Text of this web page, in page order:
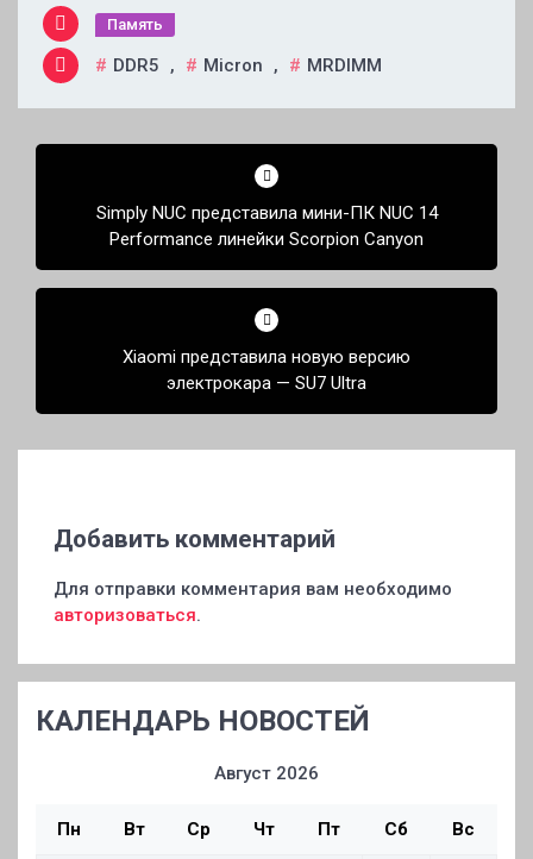
Память
DDR5 , Micron , MRDIMM
Навигация
записямSimply NUC представила мини-ПК NUC 14
Performance линейки Scorpion Canyon
Xiaomi представила новую версию
электрокара — SU7 Ultra
Добавить комментарий
Для отправки комментария вам необходимо
авторизоваться.
КАЛЕНДАРЬ НОВОСТЕЙ
Август 2026
Пн Вт Ср Чт Пт Сб Вс